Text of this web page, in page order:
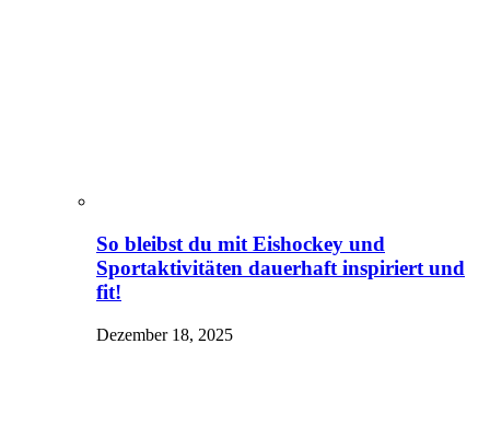
So bleibst du mit Eishockey und
Sportaktivitäten dauerhaft inspiriert und
fit!
Dezember 18, 2025